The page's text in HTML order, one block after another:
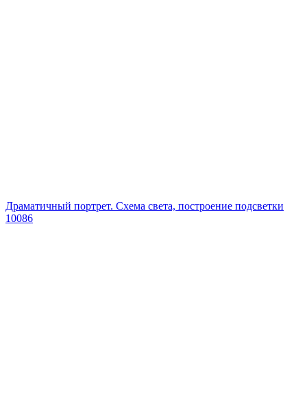
Драматичный портрет. Схема света, построение подсветки
10086